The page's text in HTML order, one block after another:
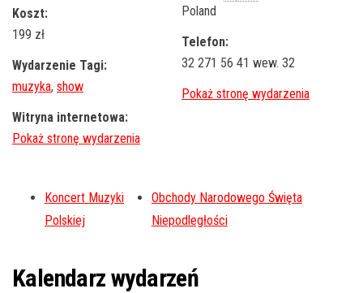
Koszt:
199 zł
Wydarzenie Tagi:
muzyka, show
Witryna internetowa:
Poland
Telefon:
32 271 56 41 wew. 32
Koncert Muzyki
Polskiej
Obchody Narodowego Święta
Niepodległości
Kalendarz wydarzeń